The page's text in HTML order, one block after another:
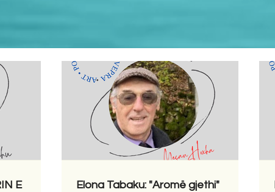
E
Elona Tabaku: "Aromë gjethi"